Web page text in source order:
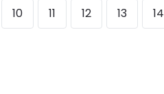
10 11 12 13 14